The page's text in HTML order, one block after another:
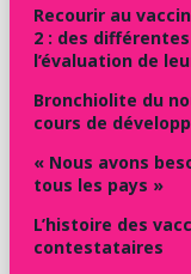
Recourir au
2 : des
l’évaluation de
Bronchiolite du
cours de
« Nous avons
tous les pays »
L’histoire des
contestataires